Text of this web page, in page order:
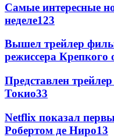
Самые интересные
неделе123
Вышел трейлер
режиссера Крепкого
Представлен
Токио33
Netflix показал
Робертом де Ниро13